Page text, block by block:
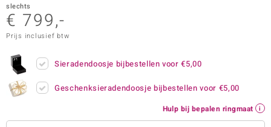
Paraíso
slechts
€ 799,-
Prijs inclusief btw
Sieradendoosje bijbestellen voor€5,00
Geschenksieradendoosje bijbestellen voor €5,00
Hulp bij bepalen ringmaat